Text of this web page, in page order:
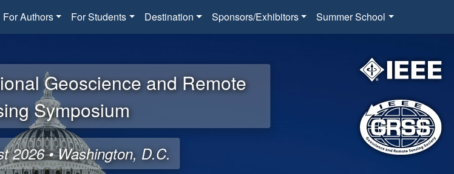
For Authors For Students Destination Sponsors/Exhibitors Summer School
Geoscience and Remote
Symposium
2026 • Washington, D.C.